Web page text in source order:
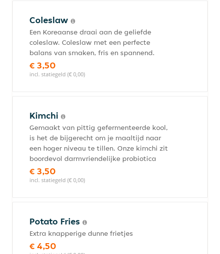
Coleslaw
Een Koreaanse draai aan de geliefde
coleslaw. Coleslaw met een perfecte
balans van smaken, fris en spannend.
€ 3,50
incl. statiegeld (€ 0,00)
Kimchi
Gemaakt van pittig gefermenteerde kool,
is het de bijgerecht om je maaltijd naar
een hoger niveau te tillen. Onze kimchi zit
boordevol darmvriendelijke probiotica
€ 3,50
incl. statiegeld (€ 0,00)
Potato Fries
Extra knapperige dunne frietjes
€ 4,50